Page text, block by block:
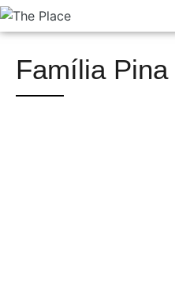
Família Pina